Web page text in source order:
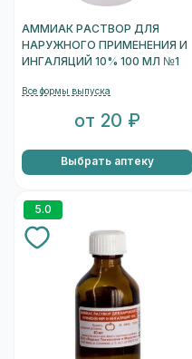
АММИАК РАСТВОР ДЛЯ
НАРУЖНОГО ПРИМЕНЕНИЯ И
ИНГАЛЯЦИЙ 10% 100 МЛ №1
Все формы выпуска
от 20 ₽
Выбрать аптеку
5.0